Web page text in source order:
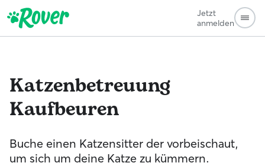
Jetzt
anmelden
Katzenbetreuung
Kaufbeuren
Buche einen Katzensitter der vorbeischaut,
um sich um deine Katze zu kümmern.